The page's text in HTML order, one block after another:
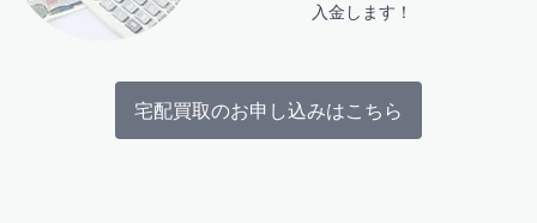
入金します！
宅配買取のお申し込みはこちら